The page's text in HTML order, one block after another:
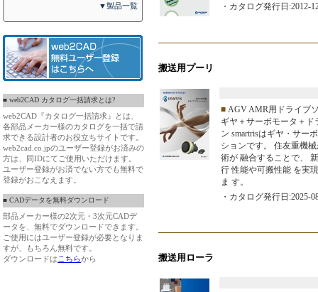
▼製品一覧
■ web2CAD カタログ一括請求とは?
web2CAD『カタログ一括請求』とは、
各部品メーカー様のカタログを一括で請
求できる設計者のお役立ちサイトです。
web2cad.co.jpのユーザー登録がお済みの
方は、同IDにてご使用いただけます。
ユーザー登録がお済でない方でも無料で
登録がおこなえます。
■ CADデータを無料ダウンロード
部品メーカー様の2次元・3次元CADデ
ータを、無料でダウンロードできます。
ご使用にはユーザー登録が必要となりま
すが、もちろん無料です。
ダウンロードは こちらから
・カタログ発行日:2012-
搬送用プーリ
■ AGV AMR用ドライブ
ギヤ＋サーボモータ＋ド
ン smartrisはギヤ・サー
ションです。 住友重機
術が 融合することで、
行 性能や可搬性能 を実
ま す。
・カタログ発行日:2025-
搬送用ローラ